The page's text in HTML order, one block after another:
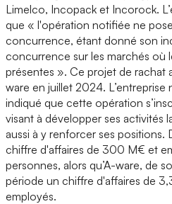
Limelco, Incopack et Incorock.
que « l'opération notifiée ne
concurrence, étant donné son
concurrence sur les marchés où
présentes ». Ce projet de rachat
ware en juillet 2024. L’entreprise
indiqué que cette opération
visant à développer ses activités
aussi à y renforcer ses positions.
chiffre d'affaires de 300 M€ et
personnes, alors qu’A-ware, de
période un chiffre d'affaires de
employés.